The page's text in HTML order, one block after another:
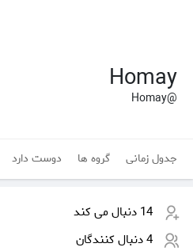
Homay
@Homay
جدول زمانی گروه ها دوست دارد
14 دنبال می کند
4 دنبال کنندگان